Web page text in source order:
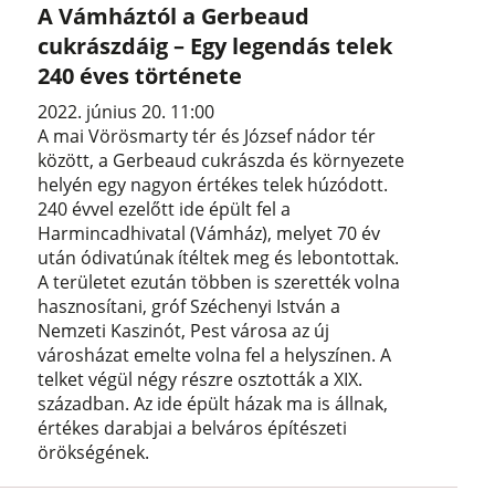
A Vámháztól a Gerbeaud
cukrászdáig – Egy legendás telek
240 éves története
2022. június 20. 11:00
A mai Vörösmarty tér és József nádor tér
között, a Gerbeaud cukrászda és környezete
helyén egy nagyon értékes telek húzódott.
240 évvel ezelőtt ide épült fel a
Harmincadhivatal (Vámház), melyet 70 év
után ódivatúnak ítéltek meg és lebontottak.
A területet ezután többen is szerették volna
hasznosítani, gróf Széchenyi István a
Nemzeti Kaszinót, Pest városa az új
városházat emelte volna fel a helyszínen. A
telket végül négy részre osztották a XIX.
században. Az ide épült házak ma is állnak,
értékes darabjai a belváros építészeti
örökségének.